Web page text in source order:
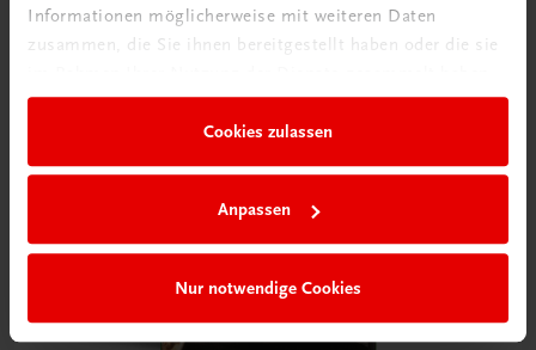
Informationen möglicherweise mit weiteren Daten
zusammen, die Sie ihnen bereitgestellt haben oder die sie
Cookies zulassen
Anpassen
Nur notwendige Cookies